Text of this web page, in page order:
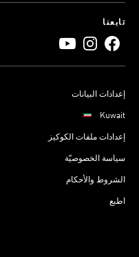
تابعنا
إعدادات البيانات
Kuwait
إعدادات ملفات الكوكيز
سياسة الخصوصيّة
الشروط والأحكام
اطبع